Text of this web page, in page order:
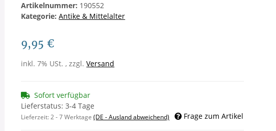
Artikelnummer: 190552
Kategorie:Antike & Mittelalter
9,95 €
inkl. 7% USt. , zzgl.Versand
Sofort verfügbar
Lieferstatus: 3-4 Tage
Lieferzeit:2 - 7 Werktage(DE - Ausland abweichend) Frage zum Artikel